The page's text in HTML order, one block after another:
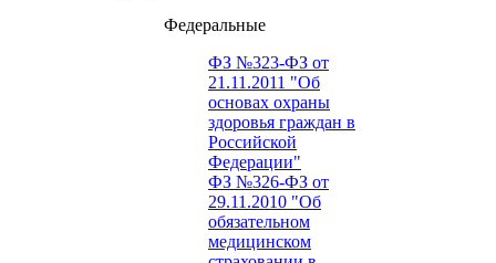
Федеральные
ФЗ №323-ФЗ от
21.11.2011 "Об
основах охраны
здоровья граждан в
Российской
Федерации"
ФЗ №326-ФЗ от
29.11.2010 "Об
обязательном
медицинском